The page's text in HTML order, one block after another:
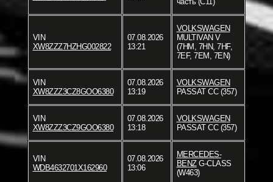
VIN
XW8ZZZ7HZHG002822
07.08.2026
13:21
VOLKSWAGEN
MULTIVAN V
(7HM, 7HN, 7HF,
7EF, 7EM, 7EN)
VIN
XW8ZZZ3CZ8GOO6380
07.08.2026
13:19
VOLKSWAGEN
PASSAT CC (357)
VIN
XW8ZZZ3CZ9GOO6380
07.08.2026
13:18
VOLKSWAGEN
PASSAT CC (357)
VIN
WDB4632701X162960
07.08.2026
13:06
MERCEDES-
BENZG-CLASS
(W463)